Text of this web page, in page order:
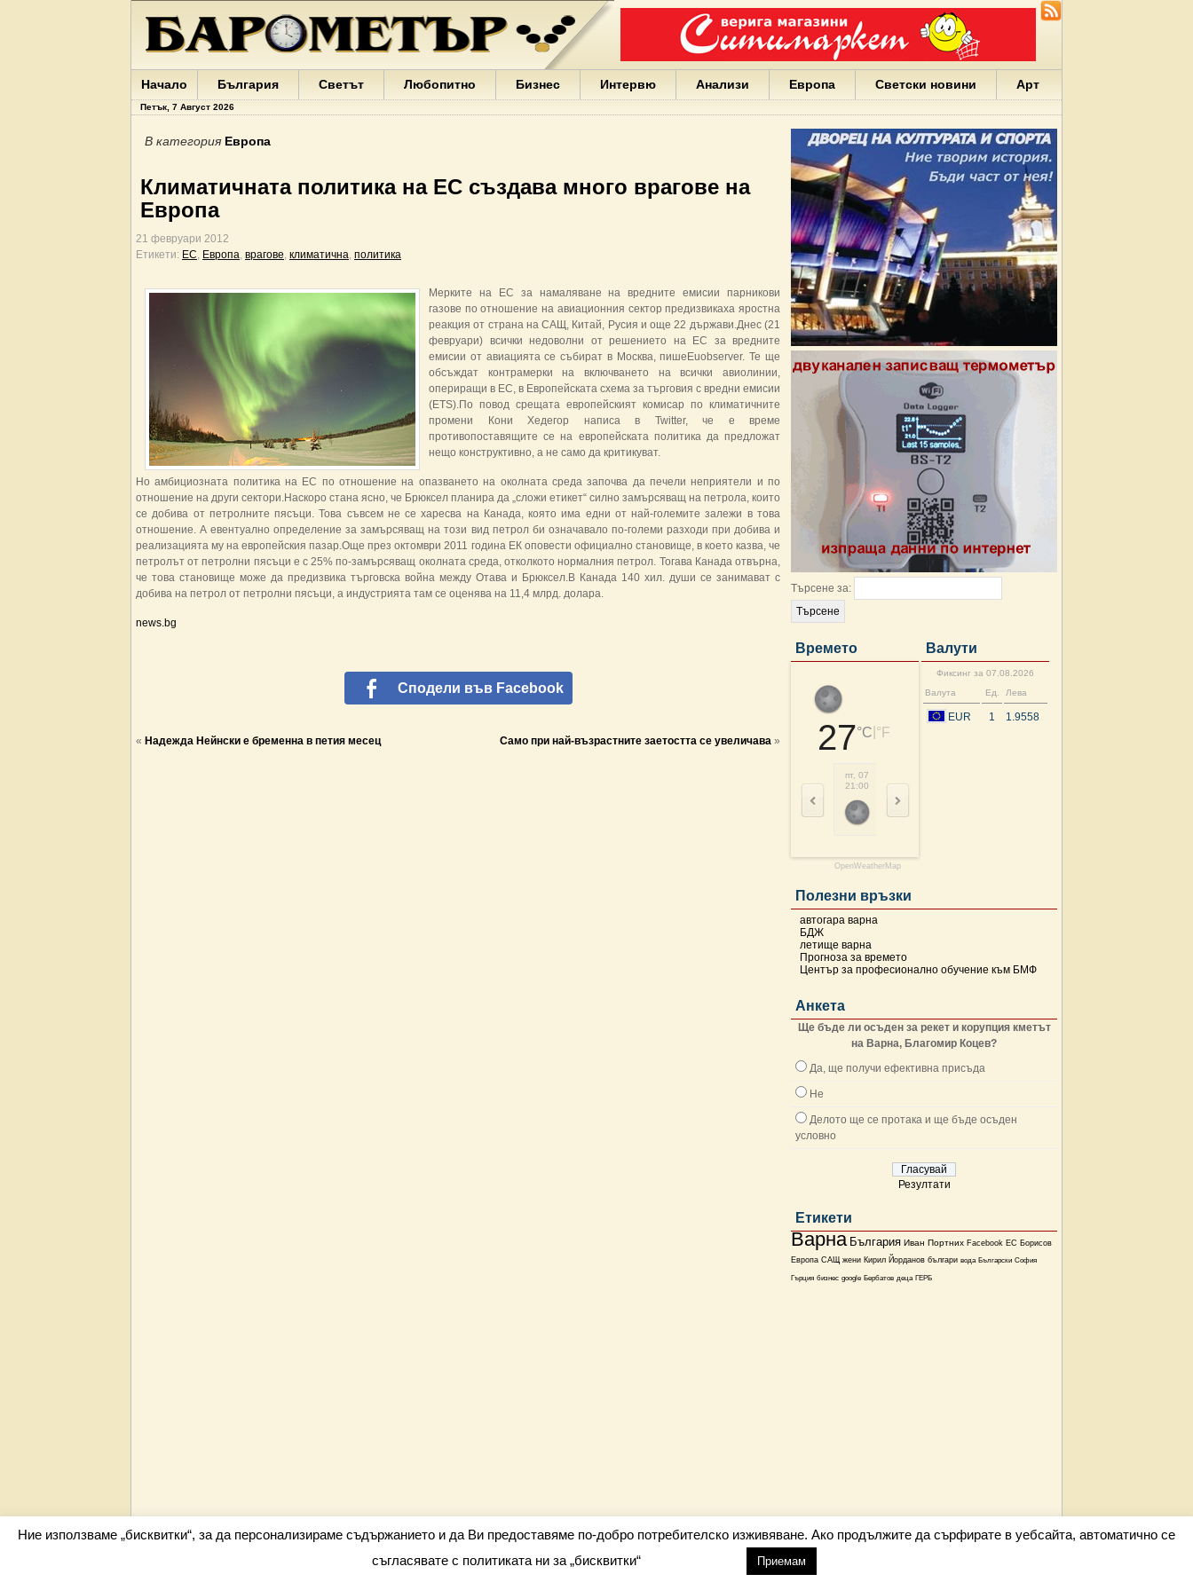
Варна
България
Портних
Facebook
ЕС
Борисов
Европа
Йорданов
българи
google
деца
Бербатов
ГЕРБ
Начало България Светът Любопитно Бизнес Интервю Анализи Европа Светски новини Арт
Петък, 7 Август 2026
Търсене за:
Времето
27°C °F
пт, 07
21:00
00:00
OpenWeatherMap
Валути
Фиксинг за 07.08.2026
Валута
Ед. Лева
EUR 1 1.9558
Полезни връзки
автогара варна
БДЖ
летище варна
Прогноза за времето
Център за професионално обучение към БМФ
Анкета
Ще бъде ли осъден за рекет и корупция кметът
на Варна, Благомир Коцев?
Да, ще получи ефективна присъда
Не
Делото ще се протака и ще бъде осъден
условно
Резултати
Етикети
Варна България Иван Портних Facebook ЕС Борисов
Европа САЩ жени Кирил Йорданов българи вода Български София
Гърция бизнес google Бербатов деца ГЕРБ
В категория Европа
Климатичната политика на ЕС създава много врагове на
Европа
21 февруари 2012
Етикети: ЕС, Европа, врагове, климатична, политика
Мерките на ЕС за намаляване на вредните емисии парникови
газове по отношение на авиационния сектор предизвикаха яростна
реакция от страна на САЩ, Китай, Русия и още 22 държави.Днес (21
февруари) всички недоволни от решението на ЕС за вредните
емисии от авиацията се събират в Москва, пишеEuobserver. Те ще
обсъждат контрамерки на включването на всички авиолинии,
опериращи в ЕС, в Европейската схема за търговия с вредни емисии
(ETS).По повод срещата европейският комисар по климатичните
промени Кони Хедегор написа в Twitter, че е време
противопоставящите се на европейската политика да предложат
нещо конструктивно, а не само да критикуват.
Но амбициозната политика на ЕС по отношение на опазването на околната среда започва да печели неприятели и по
отношение на други сектори.Наскоро стана ясно, че Брюксел планира да „сложи етикет“ силно замърсяващ на петрола, които
се добива от петролните пясъци. Това съвсем не се харесва на Канада, която има едни от най-големите залежи в това
отношение. А евентуално определение за замърсяващ на този вид петрол би означавало по-големи разходи при добива и
реализацията му на европейския пазар.Още през октомври 2011 година ЕК оповести официално становище, в което казва, че
петролът от петролни пясъци е с 25% по-замърсяващ околната среда, отколкото нормалния петрол. Тогава Канада отвърна,
че това становище може да предизвика търговска война между Отава и Брюксел.В Канада 140 хил. души се занимават с
добива на петрол от петролни пясъци, а индустрията там се оценява на 11,4 млрд. долара.
news.bg
Сподели във Facebook
« Надежда Нейнски е бременна в петия месец Само при най-възрастните заетостта се увеличава »
Всички права запазени barometar.net © 2026 info@barometar.net
Ние използваме „бисквитки“, за да персонализираме съдържанието и да Ви предоставяме по-добро потребителско изживяване. Ако продължите да сърфирате в уебсайта, автоматично се
съгласявате с политиката ни за „бисквитки“
Приемам